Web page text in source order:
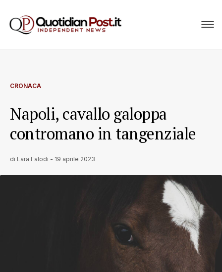
CRONACA
Napoli, cavallo galoppa
contromano in tangenziale
di Lara Falodi - 19 aprile 2023